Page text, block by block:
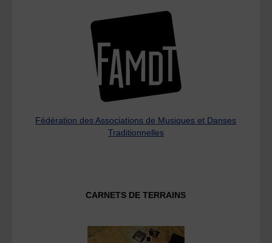
Fédération des Associations de Musiques et Danses
Traditionnelles
CARNETS DE TERRAINS